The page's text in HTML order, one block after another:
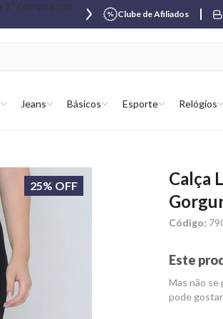
Clube de Afiliados
Jeans Básicos Esporte Relógios
25% OFF
Calça
Código:
Este
Mas não
pode gostar.